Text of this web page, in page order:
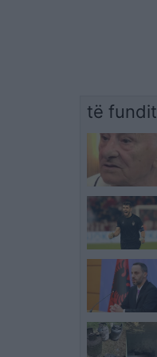
të fundit